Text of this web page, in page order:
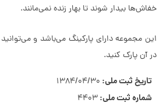
خفاش‌ها بیدار شوند تا بهار زنده نمی‌مانند.
این مجموعه دارای پارکینگ می‌باشد و
در آن پارک کنید.
تاریخ ثبت ملی: 1384/04/30
شماره ثبت ملی:4403